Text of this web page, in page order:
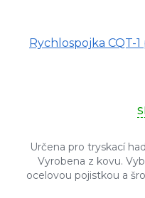
Rychlospojka CQT-
Určena pro tryskací
Vyrobena z kovu.
ocelovou pojistkou a